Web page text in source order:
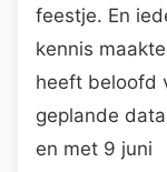
feestje. En
kennis
heeft beloofd
geplande
en met 9 juni